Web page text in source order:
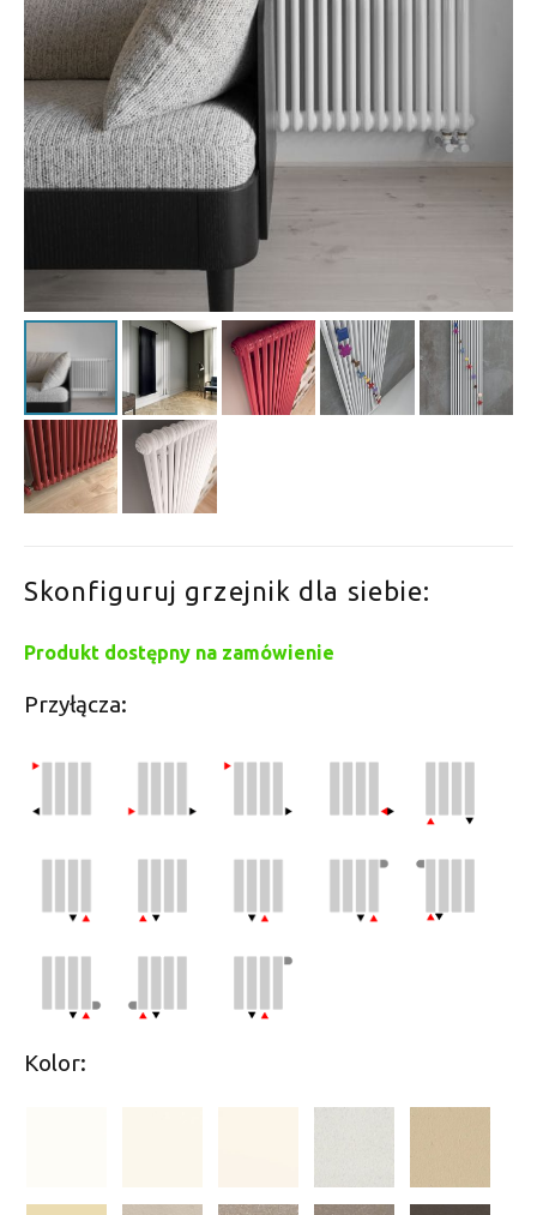
Skonfiguruj grzejnik dla siebie:
Produkt dostępny na zamówienie
Przyłącza:
Kolor: